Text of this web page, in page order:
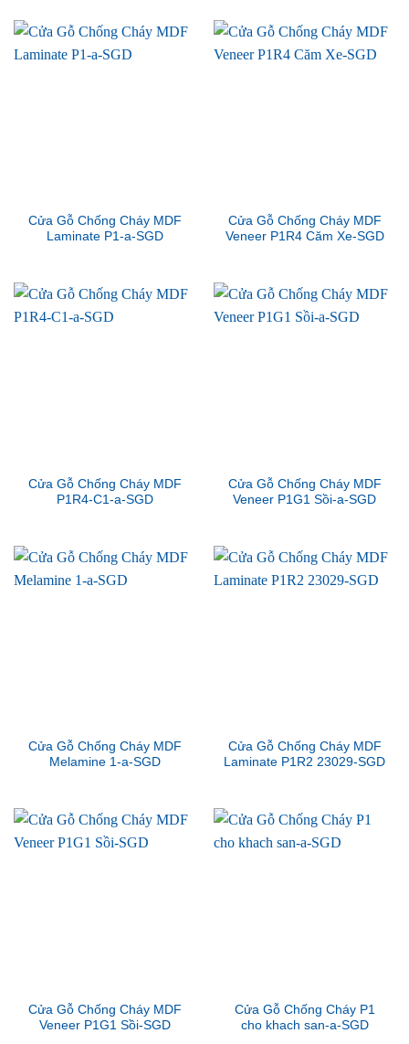
Cửa Gỗ Chống Cháy MDF
Laminate P1-a-SGD
Cửa Gỗ Chống Cháy MDF
Veneer P1R4 Căm Xe-SGD
Cửa Gỗ Chống Cháy MDF
P1R4-C1-a-SGD
Cửa Gỗ Chống Cháy MDF
Veneer P1G1 Sồi-a-SGD
Cửa Gỗ Chống Cháy MDF
Melamine 1-a-SGD
Cửa Gỗ Chống Cháy MDF
Laminate P1R2 23029-SGD
Cửa Gỗ Chống Cháy MDF
Veneer P1G1 Sồi-SGD
Cửa Gỗ Chống Cháy P1
cho khach san-a-SGD